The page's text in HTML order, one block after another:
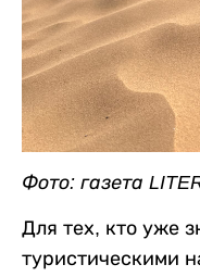
Фото: газета
Для тех, кто уже
туристическими